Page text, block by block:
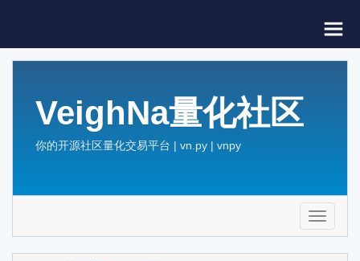
VeighNa量化社区
你的开源社区量化交易平台 | vn.py | vnpy
Toggle